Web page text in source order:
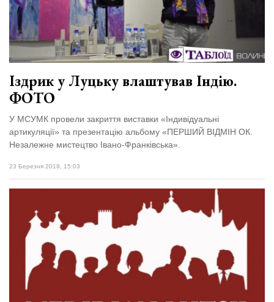
Іздрик у Луцьку влаштував Індію.
ФОТО
У МСУМК провели закриття виставки «Індивідуальні
артикуляції» та презентацію альбому «ПЕРШИЙ ВІДМІН ОК.
Незалежне мистецтво Івано-Франківська».
23 Березня 2019, 15:03